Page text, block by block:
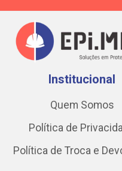
Institucional
Quem Somos
Política de
Política de Troca e